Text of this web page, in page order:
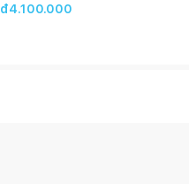
đ4.100.000